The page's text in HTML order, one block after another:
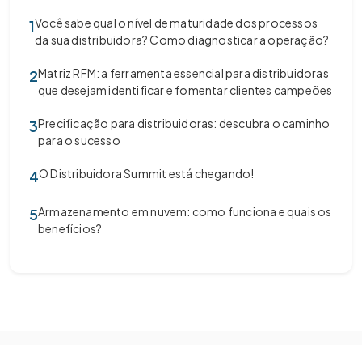
1Você sabe qual o nível de maturidade dos processos
da sua distribuidora? Como diagnosticar a operação?
2Matriz RFM: a ferramenta essencial para distribuidoras
que desejam identificar e fomentar clientes campeões
3Precificação para distribuidoras: descubra o caminho
para o sucesso
4O Distribuidora Summit está chegando!
5Armazenamento em nuvem: como funciona e quais os
benefícios?